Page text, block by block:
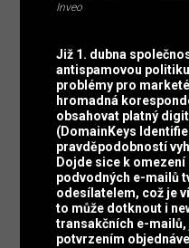
Inveo
Již 1. dubna
antispamovou
problémy pro
hromadná
obsahovat platný
(DomainKeys
pravděpodobností
Dojde sice k omezení
podvodných e-mailů
odesílatelem, což je
to může dotknout i
transakčních e-
potvrzením